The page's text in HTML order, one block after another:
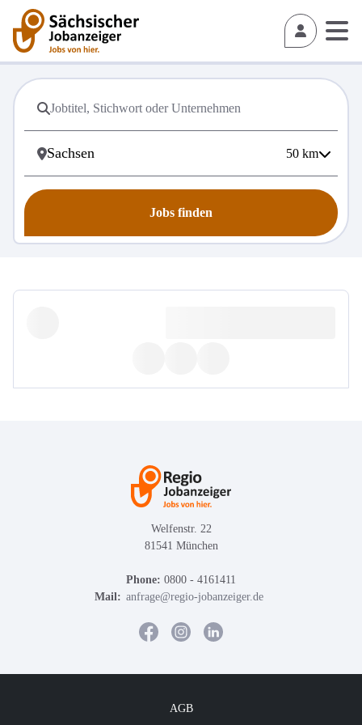
50 km
Jobs finden
Welfenstr. 22
81541 München
Phone: 0800 - 4161411
Mail: anfrage@regio-jobanzeiger.de
AGB